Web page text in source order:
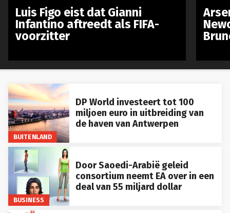
BUITENLAND
DP World investeert tot 100
miljoen euro in uitbreiding van
de haven van Antwerpen
BUSINESS
Door Saoedi-Arabië geleid
consortium neemt EA over in een
deal van 55 miljard dollar
Luis Figo eist dat Gianni
Infantino aftreedt als FIFA-
voorzitter